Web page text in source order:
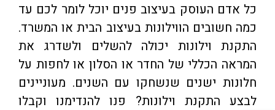
כל אדם העוסק בעיצוב פנים יוכל לומר לכם עד
כמה חשובים הווילונות בעיצוב הבית או המשרד.
התקנת וילונות יכולה להשלים ולשדרג את
המראה הכללי של החדר או הסלון או לחפות על
חלונות ישנים שנשחקו עם השנים. מעוניינים
לבצע התקנת וילונות? פנו להנדימנו וקבלו